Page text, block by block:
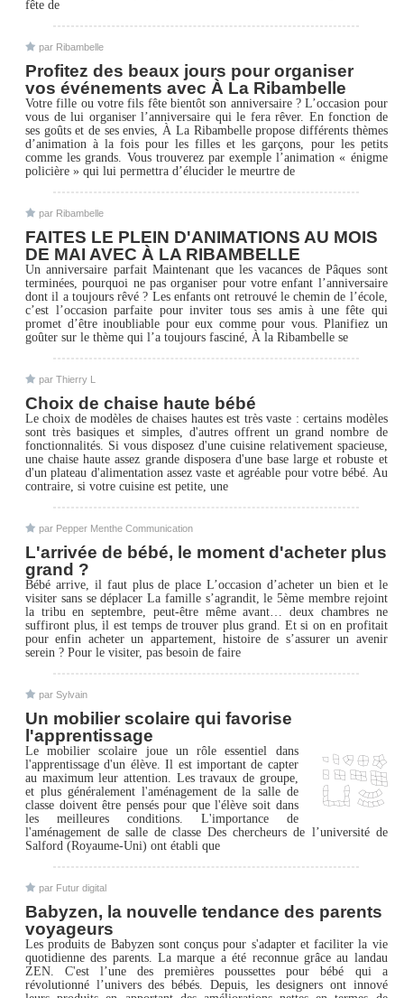
fête de
par Ribambelle
Profitez des beaux jours pour organiser
vos événements avec À La Ribambelle
Votre fille ou votre fils fête bientôt son anniversaire ? L’occasion pour
vous de lui organiser l’anniversaire qui le fera rêver. En fonction de
ses goûts et de ses envies, À La Ribambelle propose différents thèmes
d’animation à la fois pour les filles et les garçons, pour les petits
comme les grands. Vous trouverez par exemple l’animation « énigme
policière » qui lui permettra d’élucider le meurtre de
par Ribambelle
FAITES LE PLEIN D'ANIMATIONS AU MOIS
DE MAI AVEC À LA RIBAMBELLE
Un anniversaire parfait Maintenant que les vacances de Pâques sont
terminées, pourquoi ne pas organiser pour votre enfant l’anniversaire
dont il a toujours rêvé ? Les enfants ont retrouvé le chemin de l’école,
c’est l’occasion parfaite pour inviter tous ses amis à une fête qui
promet d’être inoubliable pour eux comme pour vous. Planifiez un
goûter sur le thème qui l’a toujours fasciné, À la Ribambelle se
par Thierry L
Choix de chaise haute bébé
Le choix de modèles de chaises hautes est très vaste : certains modèles
sont très basiques et simples, d'autres offrent un grand nombre de
fonctionnalités. Si vous disposez d'une cuisine relativement spacieuse,
une chaise haute assez grande disposera d'une base large et robuste et
d'un plateau d'alimentation assez vaste et agréable pour votre bébé. Au
contraire, si votre cuisine est petite, une
par Pepper Menthe Communication
L'arrivée de bébé, le moment d'acheter plus
grand ?
Bébé arrive, il faut plus de place L’occasion d’acheter un bien et le
visiter sans se déplacer La famille s’agrandit, le 5ème membre rejoint
la tribu en septembre, peut-être même avant… deux chambres ne
suffiront plus, il est temps de trouver plus grand. Et si on en profitait
pour enfin acheter un appartement, histoire de s’assurer un avenir
serein ? Pour le visiter, pas besoin de faire
par Sylvain
Un mobilier scolaire qui favorise
l'apprentissage
Le mobilier scolaire joue un rôle essentiel dans
l'apprentissage d'un élève. Il est important de capter
au maximum leur attention. Les travaux de groupe,
et plus généralement l'aménagement de la salle de
classe doivent être pensés pour que l'élève soit dans
les meilleures conditions. L'importance de
l'aménagement de salle de classe Des chercheurs de l’université de
Salford (Royaume-Uni) ont établi que
par Futur digital
Babyzen, la nouvelle tendance des parents
voyageurs
Les produits de Babyzen sont conçus pour s'adapter et faciliter la vie
quotidienne des parents. La marque a été reconnue grâce au landau
ZEN. C'est l’une des premières poussettes pour bébé qui a
révolutionné l’univers des bébés. Depuis, les designers ont innové